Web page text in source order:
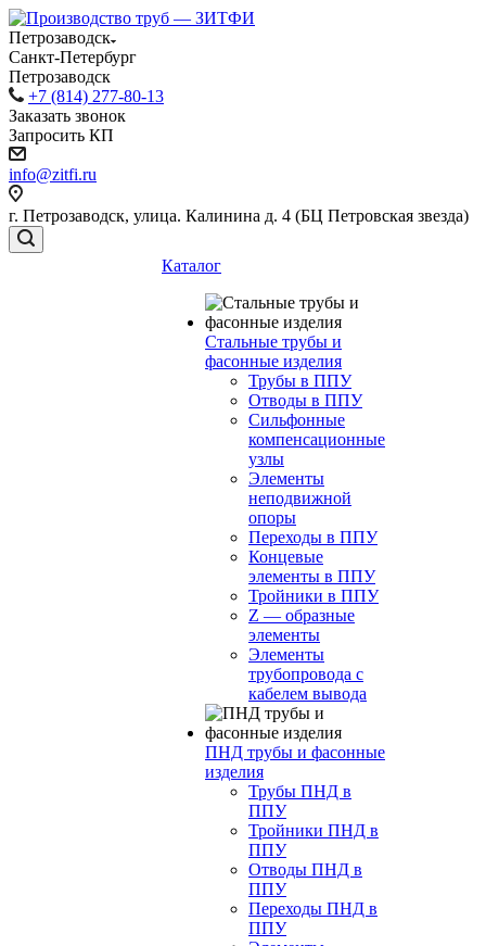
Петрозаводск
Санкт-Петербург
Петрозаводск
+7 (814) 277-80-13
Заказать звонок
Запросить КП
info@zitfi.ru
г. Петрозаводск, улица. Калинина д. 4 (БЦ Петровская звезда)
Каталог
Стальные трубы и
фасонные изделия
Трубы в ППУ
Отводы в ППУ
Сильфонные
компенсационные
узлы
Элементы
неподвижной
опоры
Переходы в ППУ
Концевые
элементы в ППУ
Тройники в ППУ
Z — образные
элементы
Элементы
трубопровода с
кабелем вывода
ПНД трубы и фасонные
изделия
Трубы ПНД в
ППУ
Тройники ПНД в
ППУ
Отводы ПНД в
ППУ
Переходы ПНД в
ППУ